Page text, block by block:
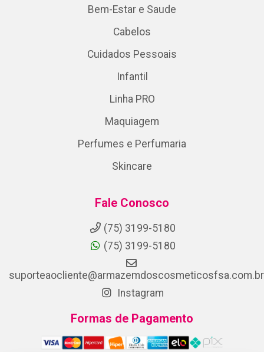
Bem-Estar e Saude
Cabelos
Cuidados Pessoais
Infantil
Linha PRO
Maquiagem
Perfumes e Perfumaria
Skincare
Fale Conosco
(75) 3199-5180
(75) 3199-5180
suporteaocliente@armazemdoscosmeticosfsa.com.br
Instagram
Formas de Pagamento